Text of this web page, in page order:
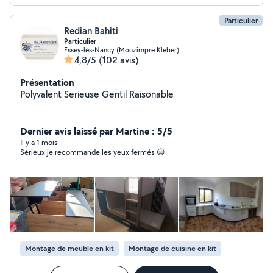
Particulier
Redian Bahiti
Particulier
Essey-lès-Nancy (Mouzimpre Kleber)
4,8/5 (102 avis)
Présentation
Polyvalent Serieuse Gentil Raisonable
Dernier avis laissé par Martine : 5/5
Il y a 1 mois
Sérieux je recommande les yeux fermés 😑
Montage de meuble en kit Montage de cuisine en kit